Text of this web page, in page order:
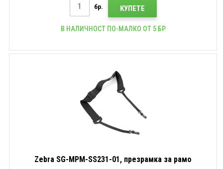
бр. КУПЕТЕ
В НАЛИЧНОСТ ПО-МАЛКО ОТ 5 БР
Zebra SG-MPM-SS231-01, презрамка за рамо